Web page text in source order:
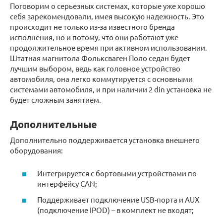
Поговорим о серьезных системах, которые уже хорошо
себя зарекомендовали, имея высокую надежность. Это
происходит не только из-за известного бренда
исполнения, но и потому, что они работают уже
продолжительное время при активном использовании.
Штатная магнитола Фольксваген Поло седан будет
лучшим выбором, ведь как головное устройство
автомобиля, она легко коммутируется с основными
системами автомобиля, и при наличии 2 din установка не
будет сложным занятием.
Дополнительные
Дополнительно поддерживается установка внешнего
оборудования:
Интегрируется с бортовыми устройствами по
интерфейсу CAN;
Поддерживает подключение USB-порта и AUX
(подключение IPOD) – в комплект не входят;